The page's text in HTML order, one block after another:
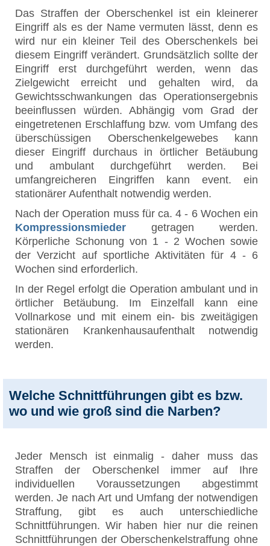
Das Straffen der Oberschenkel ist ein kleinerer
Eingriff als es der Name vermuten lässt, denn es
wird nur ein kleiner Teil des Oberschenkels bei
diesem Eingriff verändert. Grundsätzlich sollte der
Eingriff erst durchgeführt werden, wenn das
Zielgewicht erreicht und gehalten wird, da
Gewichtsschwankungen das Operationsergebnis
beeinflussen würden. Abhängig vom Grad der
eingetretenen Erschlaffung bzw. vom Umfang des
überschüssigen Oberschenkelgewebes kann
dieser Eingriff durchaus in örtlicher Betäubung
und ambulant durchgeführt werden. Bei
umfangreicheren Eingriffen kann event. ein
stationärer Aufenthalt notwendig werden.
Nach der Operation muss für ca. 4 - 6 Wochen ein
Kompressionsmieder getragen werden.
Körperliche Schonung von 1 - 2 Wochen sowie
der Verzicht auf sportliche Aktivitäten für 4 - 6
Wochen sind erforderlich.
In der Regel erfolgt die Operation ambulant und in
örtlicher Betäubung. Im Einzelfall kann eine
Vollnarkose und mit einem ein- bis zweitägigen
stationären Krankenhausaufenthalt notwendig
werden.
Welche Schnittführungen gibt es bzw.
wo und wie groß sind die Narben?
Jeder Mensch ist einmalig - daher muss das
Straffen der Oberschenkel immer auf Ihre
individuellen Voraussetzungen abgestimmt
werden. Je nach Art und Umfang der notwendigen
Straffung, gibt es auch unterschiedliche
Schnittführungen. Wir haben hier nur die reinen
Schnittführungen der Oberschenkelstraffung ohne